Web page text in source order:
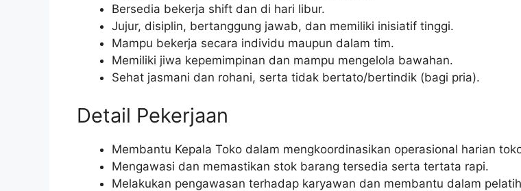
Bersedia bekerja shift dan di hari libur.
Jujur, disiplin, bertanggung jawab, dan memiliki inisiatif tinggi.
Mampu bekerja secara individu maupun dalam tim.
Memiliki jiwa kepemimpinan dan mampu mengelola bawahan.
Sehat jasmani dan rohani, serta tidak bertato/bertindik (bagi pria).
Detail Pekerjaan
Membantu Kepala Toko dalam mengkoordinasikan operasional harian
Mengawasi dan memastikan stok barang tersedia serta tertata rapi.
Melakukan pengawasan terhadap karyawan dan membantu dalam